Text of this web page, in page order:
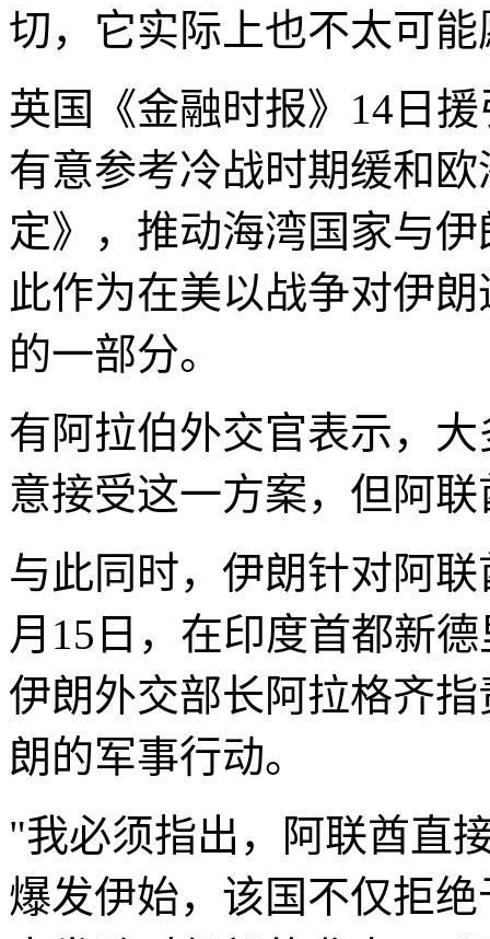
切，它实际上也不太可
英国《金融时报》14日
有意参考冷战时期缓和
定》，推动海湾国家与
此作为在美以战争对伊
的一部分。
有阿拉伯外交官表示，
意接受这一方案，但阿
与此同时，伊朗针对阿
月15日，在印度首都新
伊朗外交部长阿拉格齐
朗的军事行动。
"我必须指出，阿联酋直
爆发伊始，该国不仅拒